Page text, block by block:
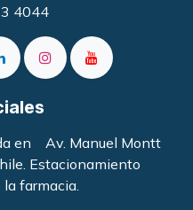
4044
en Av. Manuel Montt
Estacionamiento
la farmacia